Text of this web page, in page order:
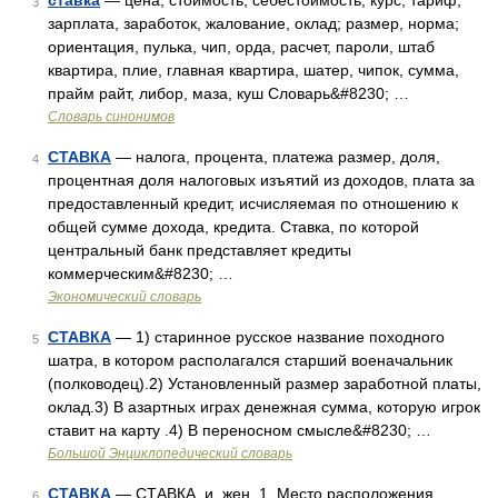
зарплата, заработок, жалование, оклад; размер, норма;
ориентация, пулька, чип, орда, расчет, пароли, штаб
квартира, плие, главная квартира, шатер, чипок, сумма,
прайм райт, либор, маза, куш Словарь&#8230; …
Словарь синонимов
4 СТАВКА — налога, процента, платежа размер, доля,
процентная доля налоговых изъятий из доходов, плата за
предоставленный кредит, исчисляемая по отношению к
общей сумме дохода, кредита. Ставка, по которой
центральный банк представляет кредиты
коммерческим&#8230; …
Экономический словарь
5 СТАВКА — 1) старинное русское название походного
шатра, в котором располагался старший военачальник
(полководец).2) Установленный размер заработной платы,
оклад.3) В азартных играх денежная сумма, которую игрок
ставит на карту .4) В переносном смысле&#8230; …
Большой Энциклопедический словарь
СТАВКА — СТАВКА, и, жен. 1. Место расположения